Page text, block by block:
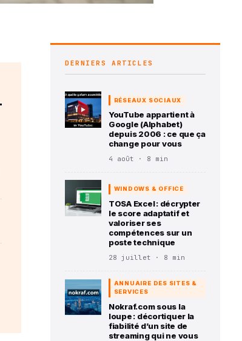
DERNIERS ARTICLES
RÉSEAUX SOCIAUX
YouTube appartient à
Google (Alphabet)
depuis 2006 : ce que ça
change pour vous
4 août · 8 min
WINDOWS & OFFICE
TOSA Excel : décrypter
le score adaptatif et
valoriser ses
compétences sur un
poste technique
28 juillet · 8 min
ANNUAIRE DES SITES &
SERVICES
Nokraf.com sous la
loupe : décortiquer la
fiabilité d’un site de
streaming qui ne vous